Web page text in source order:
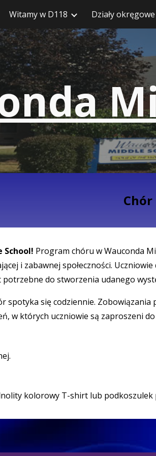
Przejdź do głównej treści
Witamy w D118 Działy okręgowe
Chór
School! Program chóru w Wauconda
i zabawnej społeczności.
do stworzenia udanego
spotyka się codziennie.
w których uczniowie są zaproszeni do
kolorowy T-shirt lub